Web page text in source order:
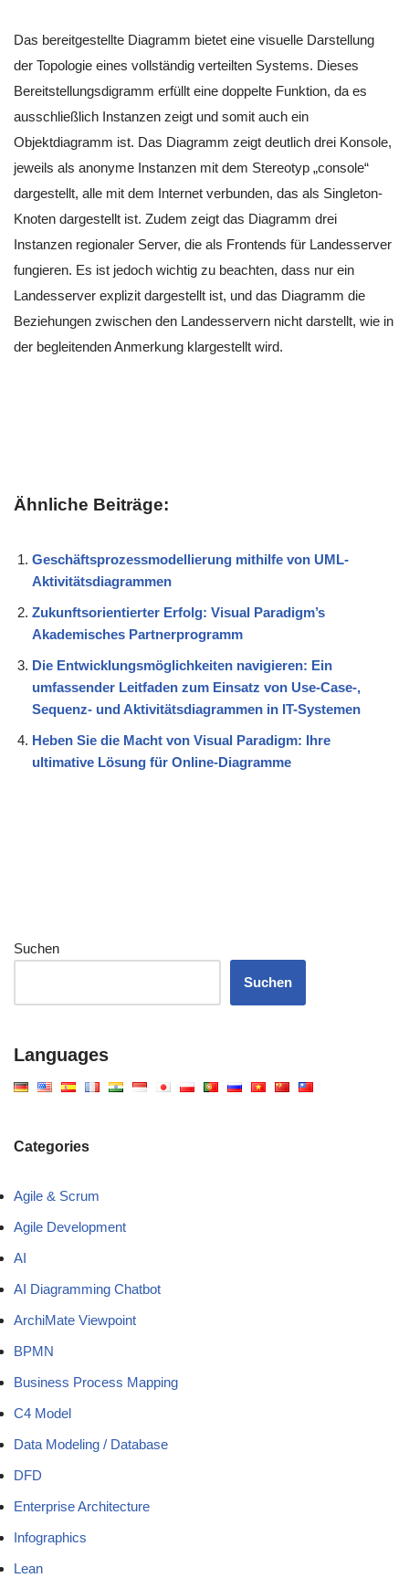
Das bereitgestellte Diagramm bietet eine visuelle Darstellung
der Topologie eines vollständig verteilten Systems. Dieses
Bereitstellungsdigramm erfüllt eine doppelte Funktion, da es
ausschließlich Instanzen zeigt und somit auch ein
Objektdiagramm ist. Das Diagramm zeigt deutlich drei Konsole,
jeweils als anonyme Instanzen mit dem Stereotyp „console“
dargestellt, alle mit dem Internet verbunden, das als Singleton-
Knoten dargestellt ist. Zudem zeigt das Diagramm drei
Instanzen regionaler Server, die als Frontends für Landesserver
fungieren. Es ist jedoch wichtig zu beachten, dass nur ein
Landesserver explizit dargestellt ist, und das Diagramm die
Beziehungen zwischen den Landesservern nicht darstellt, wie in
der begleitenden Anmerkung klargestellt wird.
Ähnliche Beiträge:
Geschäftsprozessmodellierung mithilfe von UML-
Aktivitätsdiagrammen
Zukunftsorientierter Erfolg: Visual Paradigm’s
Akademisches Partnerprogramm
Die Entwicklungsmöglichkeiten navigieren: Ein
umfassender Leitfaden zum Einsatz von Use-Case-,
Sequenz- und Aktivitätsdiagrammen in IT-Systemen
Heben Sie die Macht von Visual Paradigm: Ihre
ultimative Lösung für Online-Diagramme
Suchen
Suchen
Languages
Categories
Agile & Scrum
Agile Development
AI
AI Diagramming Chatbot
ArchiMate Viewpoint
BPMN
Business Process Mapping
C4 Model
Data Modeling / Database
DFD
Enterprise Architecture
Infographics
Lean